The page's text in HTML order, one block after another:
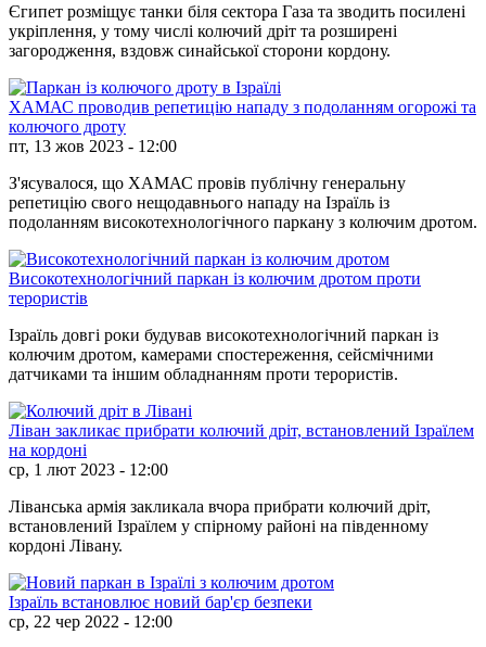
Єгипет розміщує танки біля сектора Газа та зводить посилені
укріплення, у тому числі колючий дріт та розширені
загородження, вздовж синайської сторони кордону.
ХАМАС проводив репетицію нападу з подоланням огорожі та
колючого дроту
пт, 13 жов 2023 - 12:00
З'ясувалося, що ХАМАС провів публічну генеральну
репетицію свого нещодавнього нападу на Ізраїль із
подоланням високотехнологічного паркану з колючим дротом.
Високотехнологічний паркан із колючим дротом проти
терористів
Ізраїль довгі роки будував високотехнологічний паркан із
колючим дротом, камерами спостереження, сейсмічними
датчиками та іншим обладнанням проти терористів.
Ліван закликає прибрати колючий дріт, встановлений Ізраїлем
на кордоні
ср, 1 лют 2023 - 12:00
Ліванська армія закликала вчора прибрати колючий дріт,
встановлений Ізраїлем у спірному районі на південному
кордоні Лівану.
Ізраїль встановлює новий бар'єр безпеки
ср, 22 чер 2022 - 12:00